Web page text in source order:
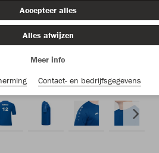
Accepteer alles
Alles afwijzen
Meer info
Contact- en bedrijfsgegevens